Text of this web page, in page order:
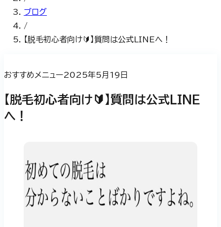
ブログ
/
【脱毛初心者向け🔰】質問は公式LINEへ！
おすすめメニュー2025年5月19日
【脱毛初心者向け🔰】質問は公式LINE
へ！